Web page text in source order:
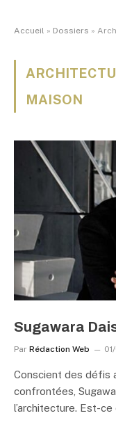
Accueil » Dossiers »
MAISON
Sugawara
Par Rédaction Web
Conscient des défis
confrontées,
l’architecture. Est-